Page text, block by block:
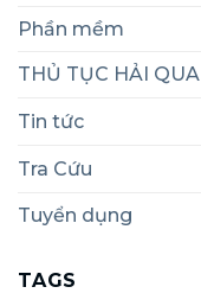
Phần mềm
THỦ TỤC HẢI
Tin tức
Tra Cứu
Tuyển dụng
TAGS